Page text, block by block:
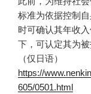
标准为依据控制
时可确认其年收
下，可认定其为被
（仅日语）
https://
605/0501.html